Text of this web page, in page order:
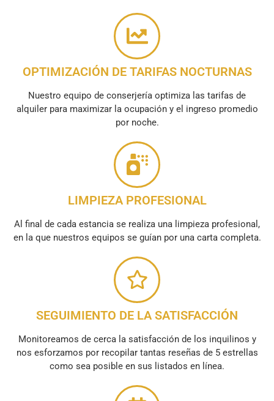
OPTIMIZACIÓN DE TARIFAS NOCTURNAS
Nuestro equipo de conserjería optimiza las tarifas de
alquiler para maximizar la ocupación y el ingreso promedio
por noche.
LIMPIEZA PROFESIONAL
Al final de cada estancia se realiza una limpieza profesional,
en la que nuestros equipos se guían por una carta completa.
SEGUIMIENTO DE LA SATISFACCIÓN
Monitoreamos de cerca la satisfacción de los inquilinos y
nos esforzamos por recopilar tantas reseñas de 5 estrellas
como sea posible en sus listados en línea.